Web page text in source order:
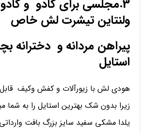
3.مجلسی برای کادو و
ولنتاین تیشرت لش خاص
پیراهن مردانه و دخترانه
استایل
هودی لش با زیورآلات و کفش وکیف
زیرا بدون شک بهترین استایل را به
یلدا مشکی سفید سایز بزرگ بافت